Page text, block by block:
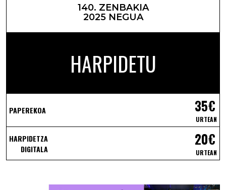
140. ZENBAKIA
2025 NEGUA
HARPIDETU
PAPEREKOA 35€
URTEAN
HARPIDETZA
DIGITALA
20€
URTEAN